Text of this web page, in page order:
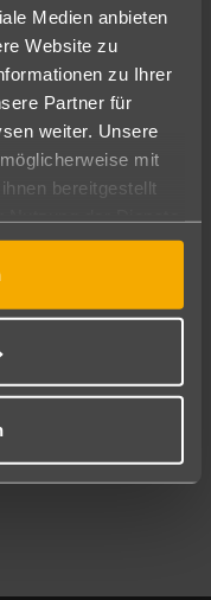
Medien anbieten
Website zu
zu Ihrer
Partner für
weiter. Unsere
mit
bereitgestellt
Nur Hotel